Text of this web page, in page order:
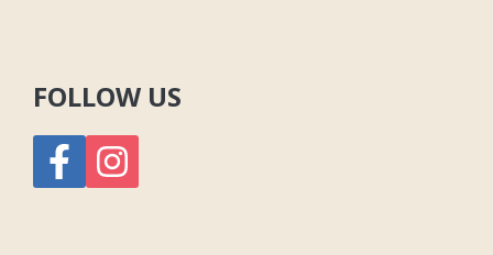
FOLLOW US